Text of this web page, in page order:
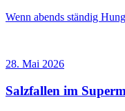
Wenn abends ständig
28. Mai 2026
Salzfallen im